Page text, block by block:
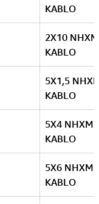
KABLO
2X10
KABLO
5X1,5
KABLO
5X4
KABLO
5X6
KABLO